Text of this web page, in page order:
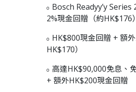
o Bosch Readyy’y
2%現金回贈（約HK$176）
o HK$800現金回贈 + 額
HK$170）
o 高達HK$90,000免息、
+ 額外HK$200現金回贈